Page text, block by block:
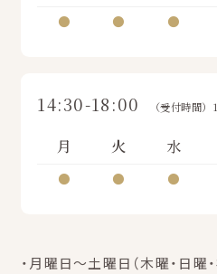
● ● ●
14:30-18:00 （受付時間
月 火 水
● ● ●
・月曜日～土曜日（木曜・日曜